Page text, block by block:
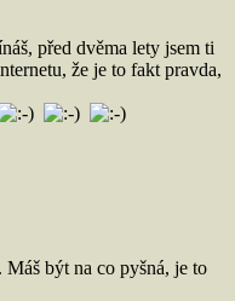
před dvěma lety jsem ti
že je to fakt pravda,
Máš být na co pyšná, je to